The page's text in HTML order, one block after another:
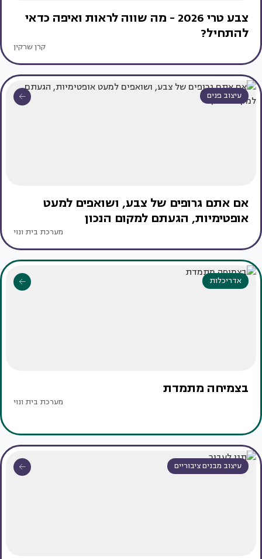
צבע טרי 2026 - מה שווה לראות ואיפה כדאי
להתחיל?
קרן שרקין
עיצוב פנים
אם אתם גרופים של צבע, ושואפים למעט
אופטימיות, הגעתם למקום הנכון
מערכת בית ונוי
אדריכלות
בצמיחה מתמדת
מערכת בית ונוי
עיצוב מבנים ציבוריים